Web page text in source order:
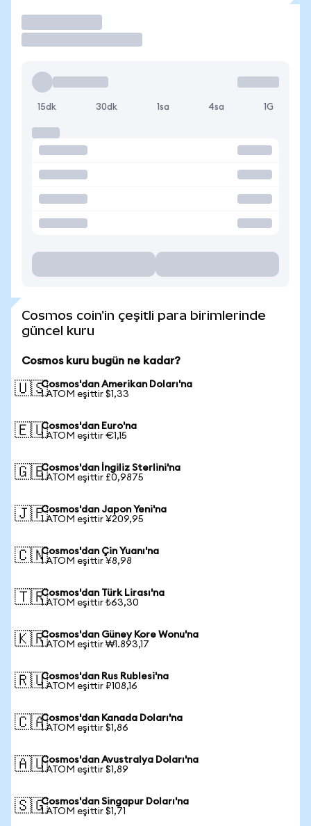
15dk 30dk 1sa 4sa 1G
Cosmos coin'in çeşitli para birimlerinde
güncel kuru
Cosmos kuru bugün ne kadar?
🇺🇸Cosmos'dan Amerikan Doları'na
1 ATOM eşittir $1,33
🇪🇺Cosmos'dan Euro'na
1 ATOM eşittir €1,15
🇬🇧Cosmos'dan İngiliz Sterlini'na
1 ATOM eşittir £0,9875
🇯🇵Cosmos'dan Japon Yeni'na
1 ATOM eşittir ¥209,95
🇨🇳Cosmos'dan Çin Yuanı'na
1 ATOM eşittir ¥8,98
🇹🇷Cosmos'dan Türk Lirası'na
1 ATOM eşittir ₺63,30
🇰🇷Cosmos'dan Güney Kore Wonu'na
1 ATOM eşittir ₩1.893,17
🇷🇺Cosmos'dan Rus Rublesi'na
1 ATOM eşittir ₽108,16
🇨🇦Cosmos'dan Kanada Doları'na
1 ATOM eşittir $1,86
🇦🇺Cosmos'dan Avustralya Doları'na
1 ATOM eşittir $1,89
🇸🇬Cosmos'dan Singapur Doları'na
1 ATOM eşittir $1,71